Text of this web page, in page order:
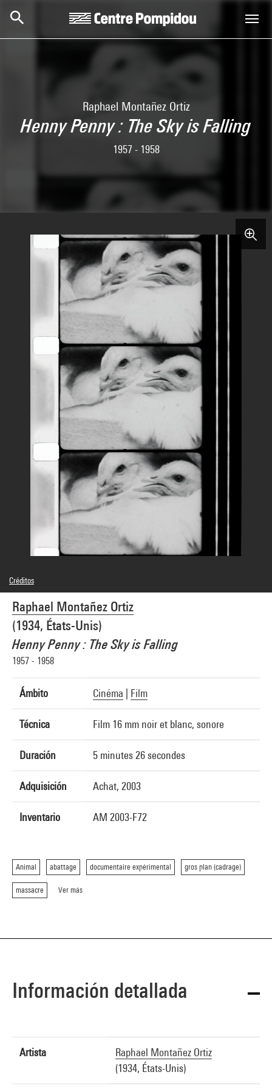
Raphael Montañez Ortiz
Henny Penny : The Sky is Falling
1957 - 1958
Raphael Montañez Ortiz
(1934, États-Unis)
Henny Penny : The Sky is Falling
1957 - 1958
Ámbito Cinéma Film
Técnica Film 16 mm noir et blanc, sonore
Duración 5 minutes 26 secondes
Adquisición Achat, 2003
Inventario AM 2003-F72
Animal abattage documentaire expérimental gros plan (cadrage)
massacre Ver más
Créditos
© droits réservés
Créditos fotográficos : Centre Pompidou, MNAM-CCI/Service de la documentation
photographique du MNAM/Dist. GrandPalaisRmn
Referencia de la imagen : 4N10409
Difusión de la imagen : GrandPalaisRmnPhoto
Información detallada
Artista
Raphael Montañez Ortiz
(1934, États-Unis)